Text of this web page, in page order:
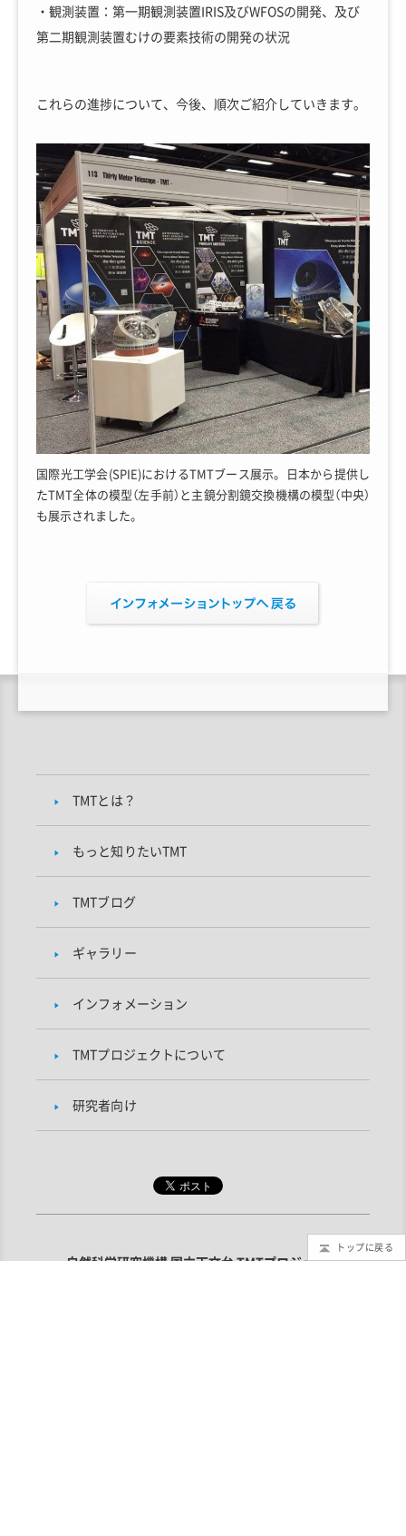
・観測装置：第一期観測装置IRIS及びWFOSの開発、及び
第二期観測装置むけの要素技術の開発の状況
これらの進捗について、今後、順次ご紹介していきます。
国際光工学会(SPIE)におけるTMTブース展示。日本から提供し
たTMT全体の模型（左手前）と主鏡分割鏡交換機構の模型（中央）
も展示されました。
TMTとは？
もっと知りたいTMT
TMTブログ
ギャラリー
インフォメーション
TMTプロジェクトについて
研究者向け
自然科学研究機構 国立天文台 TMTプロジェクト
トップに戻る